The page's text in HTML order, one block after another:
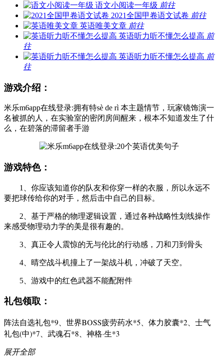
语文小阅读一年级 前往
2021全国甲卷语文试卷 前往
英语唯美文章 前往
英语听力听不懂怎么提高 前
往
英语听力听不懂怎么提高 前
往
游戏介绍：
米乐m6app在线登录:拥有特sè de rì 本主题情节，玩家镜饰演一
名被抓的人，在实验室的密闭房间醒来，根本不知道发生了什
么，在碧落的滞留者手游
游戏特色：
1、你应该知道你的队友和你穿一样的衣服，所以永远不
要把球传给你的对手，然后击中自己的目标。
2、基于严格的物理逻辑设置，通过各种战略性划线操作
来感受物理动力学的美是很有趣的。
3、真正令人震惊的无与伦比的行动感，刀和刀到骨头
4、晴空战斗机撞上了一架战斗机，冲破了天空。
5、游戏中的红色武器不能配附件
礼包领取：
阵法自选礼包*9、世界BOSS疲劳药水*5、体力胶囊*2、士气
礼包(中)*7、武魂石*8、神格·生*3
展开全部